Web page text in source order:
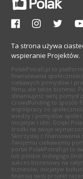
Ta strona używa
wspieranie Projektów.
PolakPotrafi.pl to
finansowania
ciekawych pomysłów i
filmu, ale także biznesu.
sfinansujesz swój
Crowdfunding to sposób
współpracy ze
wiedzy i pomysłów
inicjatyw i idei. Dzięki
środki na swoje
Skorzystaj z
Twojemu ciekawemu
portal PolakPotrafi.pl to
lub polskie Indiegogo
sukces biznesowy na
biznesów, inicjatyw
finansuj swój projekt